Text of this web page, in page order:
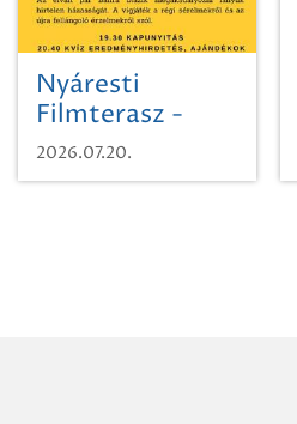
Nyáresti
Filmterasz -
Beugró a
Paradicsomba
2026.07.20.